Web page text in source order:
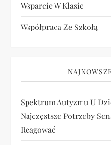
Wsparcie W Klasie
Współpraca Ze Szkołą
Spektrum Autyzmu U
Najczęstsze Potrzeby
Reagować